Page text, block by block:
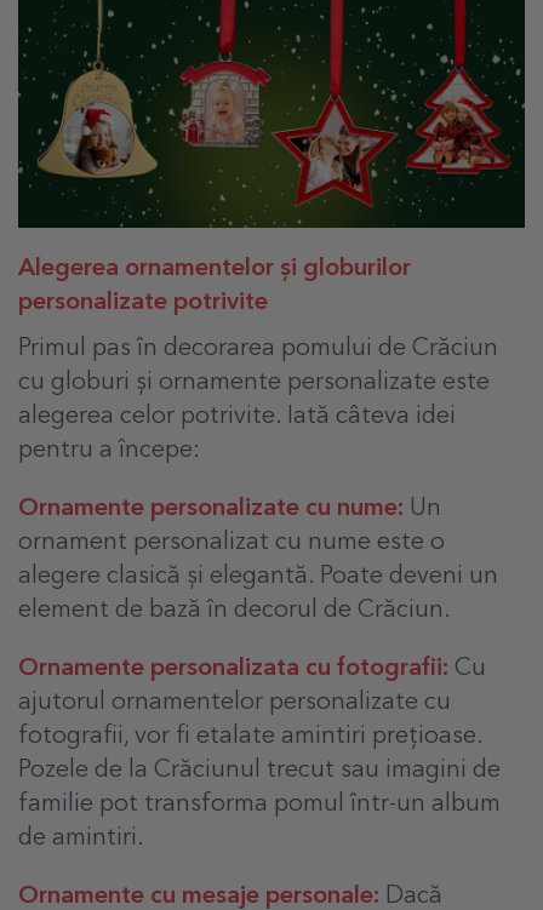
Alegerea ornamentelor și globurilor
personalizate potrivite
Primul pas în decorarea pomului de Crăciun
cu globuri și ornamente personalizate este
alegerea celor potrivite. Iată câteva idei
pentru a începe:
Ornamente personalizate cu nume: Un
ornament personalizat cu nume este o
alegere clasică și elegantă. Poate deveni un
element de bază în decorul de Crăciun.
Ornamente personalizata cu fotografii: Cu
ajutorul ornamentelor personalizate cu
fotografii, vor fi etalate amintiri prețioase.
Pozele de la Crăciunul trecut sau imagini de
familie pot transforma pomul într-un album
de amintiri.
Ornamente cu mesaje personale: Dacă